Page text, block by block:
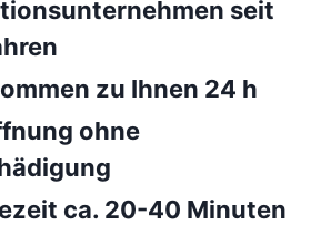
seit
zu Ihnen 24 h
ohne
ca. 20-40 Minuten